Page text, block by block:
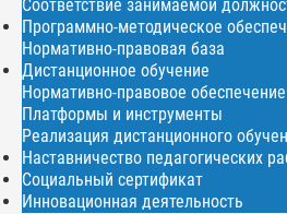
Соответствие занимаемой
Программно-методическое
Нормативно-правовая база
Дистанционное обучение
Нормативно-правовое обеспечение
Платформы и инструменты
Реализация дистанционного
Наставничество педагогических
Социальный сертификат
Инновационная деятельность